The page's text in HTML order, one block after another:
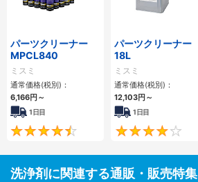
パーツクリーナー
MPCL840
ミスミ
通常価格(税別)：
6,166円 ～
1日目
4.7
パーツクリーナー
18L
ミスミ
通常価格(税別)：
12,103円 ～
1日目
洗浄剤に関連する通販・販売特集